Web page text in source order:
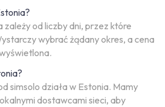
zależy od liczby dni, przez które
wybrać żądany okres, a cena
simsolo działa w Estonia. Mamy
dostawcami sieci, aby